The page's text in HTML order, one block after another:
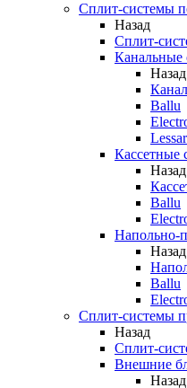
Сплит-системы
Назад
Сплит-
Канальные
Назад
Ballu
Lessar
Кассетные
Назад
Ballu
Напольно-
Назад
Ballu
Сплит-системы
Назад
Сплит-
Внешние
Назад